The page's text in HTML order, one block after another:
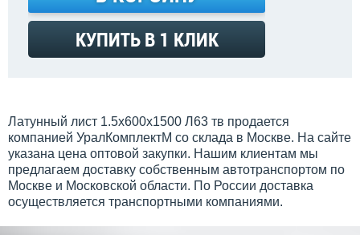
КУПИТЬ В 1 КЛИК
Латунный лист 1.5x600x1500 Л63 тв продается
компанией УралКомплектМ со склада в Москве. На сайте
указана цена оптовой закупки. Нашим клиентам мы
предлагаем доставку собственным автотранспортом по
Москве и Московской области. По России доставка
осуществляется транспортными компаниями.